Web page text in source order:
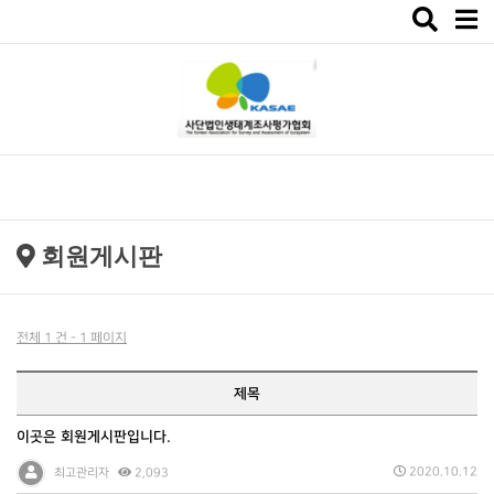
Toggle
회원게시판
전체 1 건 - 1 페이지
제목
이곳은 회원게시판입니다.
최고관리자 2,093 2020.10.12